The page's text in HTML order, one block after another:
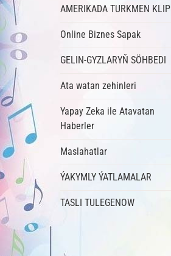
AMERIKADA TURKMEN KLIP
Online Biznes Sapak
GELIN-GYZLARYŇ SÖHBEDI
Ata watan zehinleri
Yapay Zeka ile Atavatan
Haberler
Maslahatlar
ÝAKYMLY ÝATLAMALAR
TASLI TULEGENOW